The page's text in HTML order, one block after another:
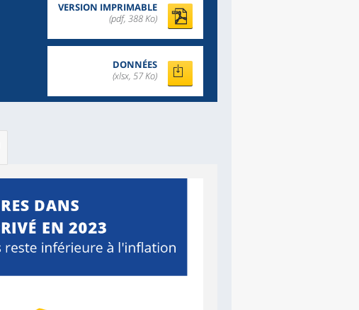
VERSION IMPRIMABLE
(pdf, 388 Ko)
DONNÉES
(xlsx, 57 Ko)